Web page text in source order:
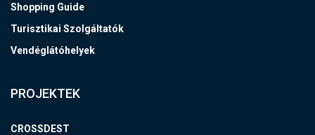
Shopping Guide
Turisztikai Szolgáltatók
Vendéglátóhelyek
PROJEKTEK
CROSSDEST